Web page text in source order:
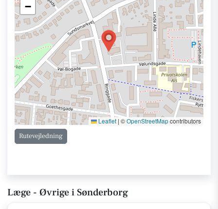
−
Leaflet | ©OpenStreetMapcontributors
Rutevejledning
Læge - Øvrige i Sønderborg